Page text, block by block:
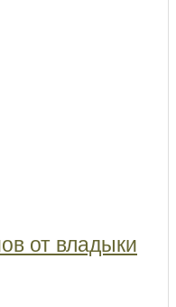
от владыки